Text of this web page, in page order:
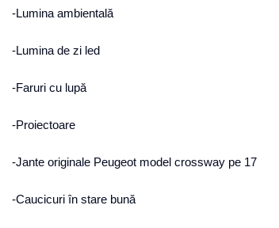
-Lumina ambientală
-Lumina de zi led
-Faruri cu lupă
-Proiectoare
-Jante originale Peugeot model crossway pe 17
-Caucicuri în stare bună